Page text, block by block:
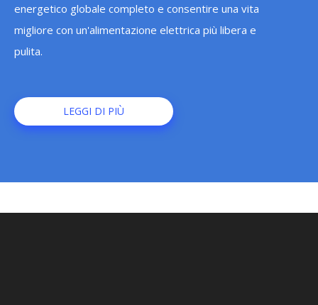
energetico globale completo e consentire una vita
migliore con un'alimentazione elettrica più libera e
pulita.
LEGGI DI PIÙ